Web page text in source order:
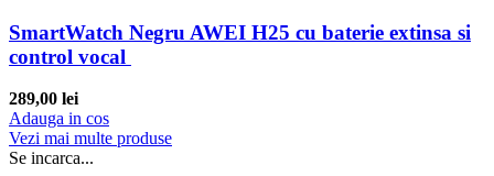
SmartWatch Negru AWEI H25 cu baterie extinsa si
control vocal
289,00 lei
Adauga in cos
Vezi mai multe produse
Se incarca...